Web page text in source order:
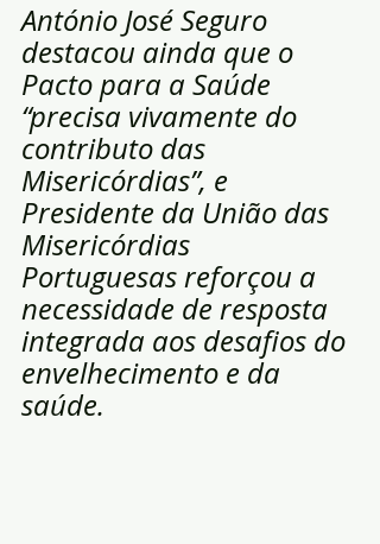
António José Seguro
destacou ainda que o
Pacto para a Saúde
“precisa vivamente do
contributo das
Misericórdias”, e
Presidente da União das
Misericórdias
Portuguesas reforçou a
necessidade de resposta
integrada aos desafios do
envelhecimento e da
saúde.